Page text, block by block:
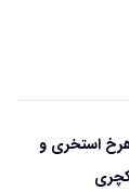
استخری و